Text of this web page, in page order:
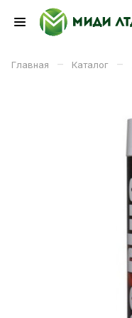
Главная – Каталог –